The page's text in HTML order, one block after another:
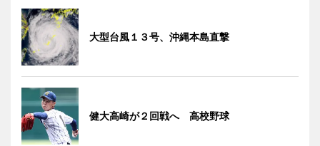
大型台風１３号、沖縄本島直撃
健大高崎が２回戦へ 高校野球